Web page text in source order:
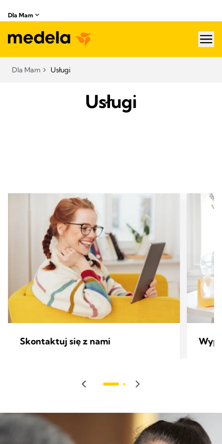
Dla Mam
Dla Mam Usługi
Usługi
Skontaktuj się z nami